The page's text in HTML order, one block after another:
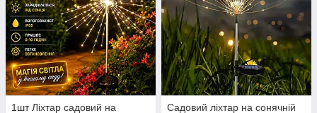
1шт Ліхтар садовий на
Садовий ліхтар на сонячній